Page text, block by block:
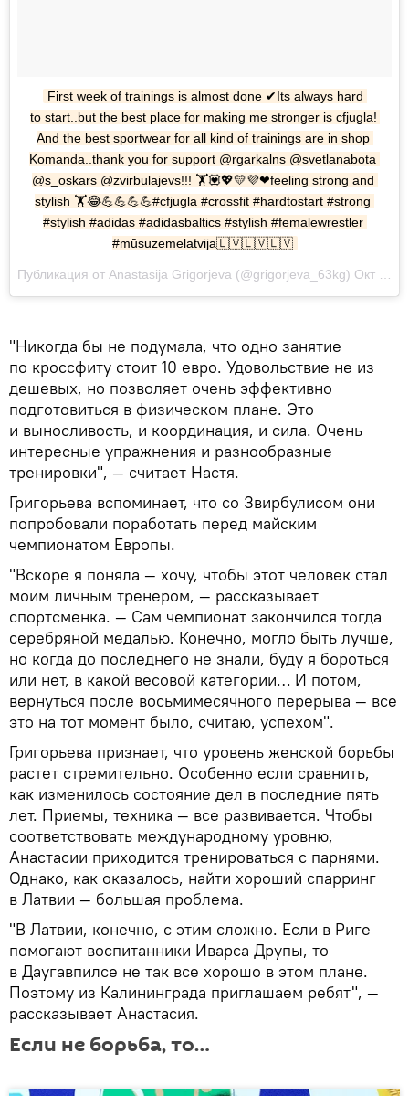
First week of trainings is almost done ✔Its always hard
to start..but the best place for making me stronger is cfjugla!
And the best sportwear for all kind of trainings are in shop
Komanda..thank you for support @rgarkalns @svetlanabota
@s_oskars @zvirbulajevs!!! 🏋💟💖💛💜❤feeling strong and
stylish 🏋😂💪💪💪💪#cfjugla #crossfit #hardtostart #strong
#stylish #adidas #adidasbaltics #stylish #femalewrestler
#mūsuzemelatvija🇱🇻🇱🇻🇱🇻
"Никогда бы не подумала, что одно занятие
по кроссфиту стоит 10 евро. Удовольствие не из
дешевых, но позволяет очень эффективно
подготовиться в физическом плане. Это
и выносливость, и координация, и сила. Очень
интересные упражнения и разнообразные
тренировки", — считает Настя.
Григорьева вспоминает, что со Звирбулисом они
попробовали поработать перед майским
чемпионатом Европы.
"Вскоре я поняла — хочу, чтобы этот человек стал
моим личным тренером, — рассказывает
спортсменка. — Сам чемпионат закончился тогда
серебряной медалью. Конечно, могло быть лучше,
но когда до последнего не знали, буду я бороться
или нет, в какой весовой категории… И потом,
вернуться после восьмимесячного перерыва — все
это на тот момент было, считаю, успехом".
Григорьева признает, что уровень женской борьбы
растет стремительно. Особенно если сравнить,
как изменилось состояние дел в последние пять
лет. Приемы, техника — все развивается. Чтобы
соответствовать международному уровню,
Анастасии приходится тренироваться с парнями.
Однако, как оказалось, найти хороший спарринг
в Латвии — большая проблема.
"В Латвии, конечно, с этим сложно. Если в Риге
помогают воспитанники Иварса Друпы, то
в Даугавпилсе не так все хорошо в этом плане.
Поэтому из Калининграда приглашаем ребят", —
рассказывает Анастасия.
Если не борьба, то…